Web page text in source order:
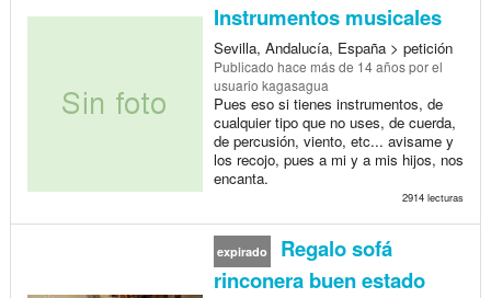
Instrumentos musicales
Sevilla, Andalucía, España > petición
Publicado hace más de 14 añospor el
usuario kagasagua
Pues eso si tienes instrumentos, de
cualquier tipo que no uses, de cuerda,
de percusión, viento, etc... avisame y
los recojo, pues a mi y a mis hijos, nos
encanta.
2914 lecturas
expirado
Regalo sofá
rinconera buen estado